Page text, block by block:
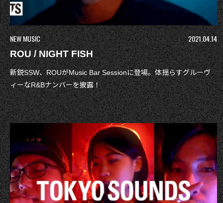
NEW MUSIC
2021.04.14
ROU / NIGHT FISH
新鋭SSW、ROUがMusic Bar Sessionに登場。体揺らすグルーヴ
ィーなR&Bナンバーを披露！